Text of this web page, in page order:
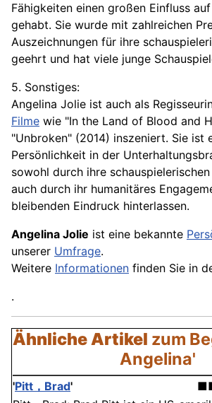
Fähigkeiten einen großen Einfluss
gehabt. Sie wurde mit zahlreichen
Auszeichnungen für ihre
geehrt und hat viele junge
5. Sonstiges:
Angelina Jolie ist auch als
Filme wie "In the Land of Blood and
"Unbroken" (2014) inszeniert. Sie ist
Persönlichkeit in der
sowohl durch ihre
auch durch ihr humanitäres
bleibenden Eindruck hinterlassen.
Angelina Jolie ist eine bekannte
unserer Umfrage.
Weitere Informationen finden Sie in
.
Ähnliche Artikel zum
Angelina'
'Pitt，Brad'